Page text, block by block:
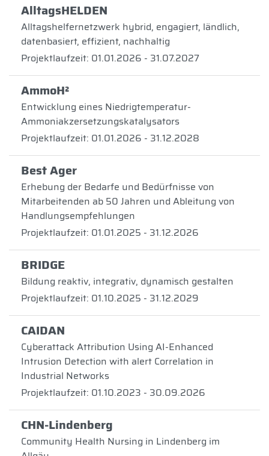
AlltagsHELDEN
Alltagshelfernetzwerk hybrid, engagiert, ländlich,
datenbasiert, effizient, nachhaltig
Projektlaufzeit: 01.01.2026 - 31.07.2027
AmmoH²
Entwicklung eines Niedrigtemperatur-
Ammoniakzersetzungskatalysators
Projektlaufzeit: 01.01.2026 - 31.12.2028
Best Ager
Erhebung der Bedarfe und Bedürfnisse von
Mitarbeitenden ab 50 Jahren und Ableitung von
Handlungsempfehlungen
Projektlaufzeit: 01.01.2025 - 31.12.2026
BRIDGE
Bildung reaktiv, integrativ, dynamisch gestalten
Projektlaufzeit: 01.10.2025 - 31.12.2029
CAIDAN
Cyberattack Attribution Using AI-Enhanced
Intrusion Detection with alert Correlation in
Industrial Networks
Projektlaufzeit: 01.10.2023 - 30.09.2026
CHN-Lindenberg
Community Health Nursing in Lindenberg im